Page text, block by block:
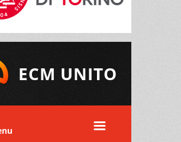
ECM UNITO